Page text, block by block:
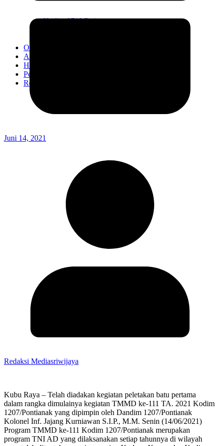
Kodim 0718/Pati
OPINI
Advertorial
Headline
Pedoman Media Ciber
Redaksi
Juni 14, 2021
Redaksi Mediasriwijaya
Kubu Raya – Telah diadakan kegiatan peletakan batu pertama
dalam rangka dimulainya kegiatan TMMD ke-111 TA. 2021 Kodim
1207/Pontianak yang dipimpin oleh Dandim 1207/Pontianak
Kolonel Inf. Jajang Kurniawan S.I.P., M.M. Senin (14/06/2021)
Program TMMD ke-111 Kodim 1207/Pontianak merupakan
program TNI AD yang dilaksanakan setiap tahunnya di wilayah